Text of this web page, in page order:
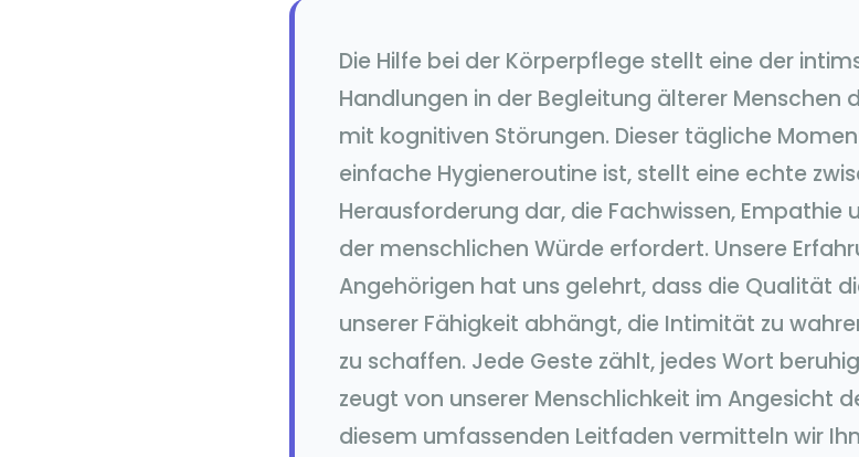
Die Hilfe bei der Körperpflege stellt eine der
Handlungen in der Begleitung älterer Menschen
mit kognitiven Störungen. Dieser tägliche
einfache Hygieneroutine ist, stellt eine echte
Herausforderung dar, die Fachwissen, Empathie
der menschlichen Würde erfordert. Unsere
Angehörigen hat uns gelehrt, dass die Qualität
unserer Fähigkeit abhängt, die Intimität zu
zu schaffen. Jede Geste zählt, jedes Wort
zeugt von unserer Menschlichkeit im Angesicht
diesem umfassenden Leitfaden vermitteln wir